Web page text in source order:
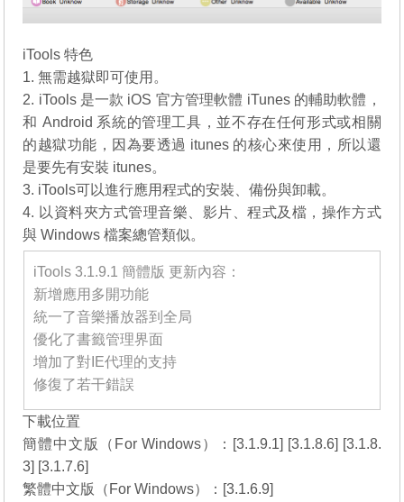
iTools 特色
1. 無需越獄即可使用。
2. iTools 是一款 iOS 官方管理軟體 iTunes 的輔助軟體，
和 Android 系統的管理工具，並不存在任何形式或相關
的越獄功能，因為要透過 itunes 的核心來使用，所以還
是要先有安裝 itunes。
3. iTools可以進行應用程式的安裝、備份與卸載。
4. 以資料夾方式管理音樂、影片、程式及檔，操作方式
與 Windows 檔案總管類似。
iTools 3.1.9.1 簡體版 更新內容：
新增應用多開功能
統一了音樂播放器到全局
優化了書籤管理界面
增加了對IE代理的支持
修復了若干錯誤
下載位置
簡體中文版（For Windows）：[3.1.9.1] [3.1.8.6] [3.1.8.
3] [3.1.7.6]
繁體中文版（For Windows）：[3.1.6.9]